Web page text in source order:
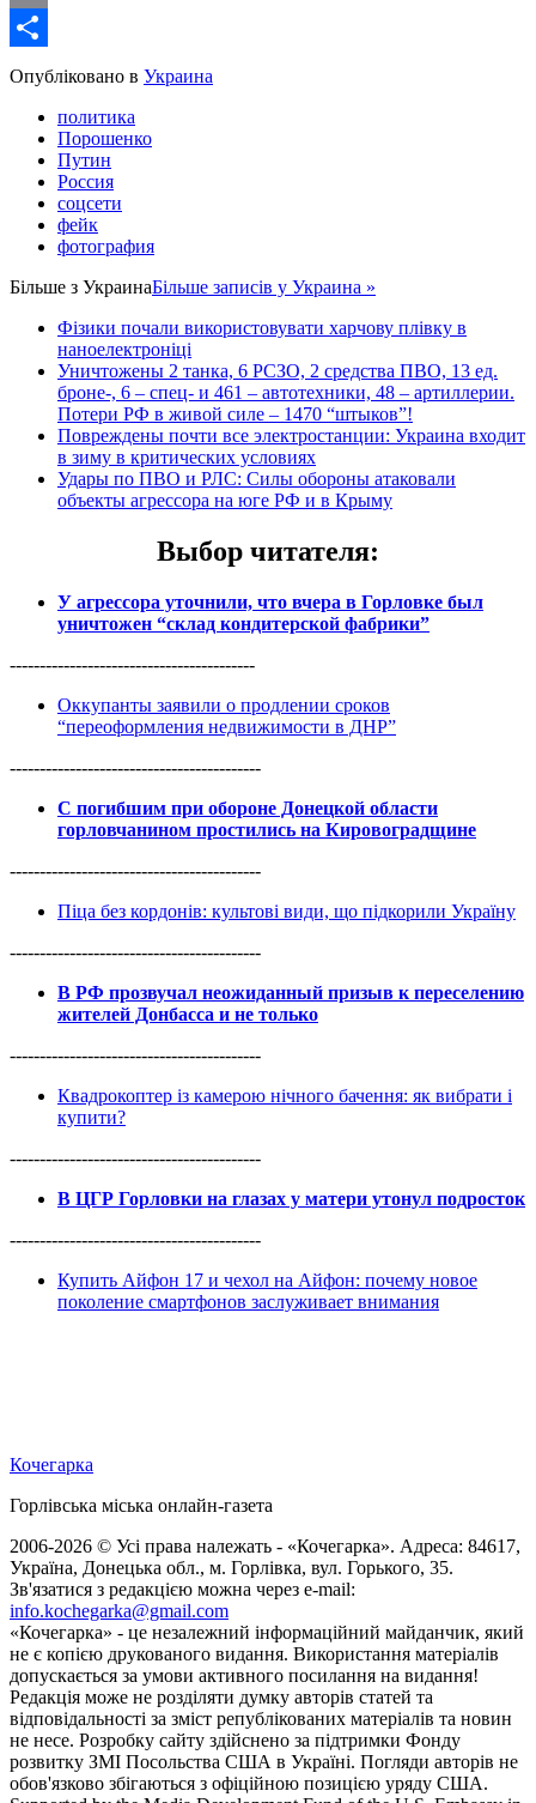
Email
Share
Опубліковано в Украина
политика
Порошенко
Путин
Россия
соцсети
фейк
фотография
Більше з УкраинаБільше записів у Украина »
Фізики почали використовувати харчову плівку в
наноелектроніці
Уничтожены 2 танка, 6 РСЗО, 2 средства ПВО, 13 ед.
броне-, 6 – спец- и 461 – автотехники, 48 – артиллерии.
Потери РФ в живой силе – 1470 “штыков”!
Повреждены почти все электростанции: Украина входит
в зиму в критических условиях
Удары по ПВО и РЛС: Силы обороны атаковали
объекты агрессора на юге РФ и в Крыму
Выбор читателя:
У агрессора уточнили, что вчера в Горловке был
уничтожен “склад кондитерской фабрики”
-----------------------------------------
Оккупанты заявили о продлении сроков
“переоформления недвижимости в ДНР”
------------------------------------------
С погибшим при обороне Донецкой области
горловчанином простились на Кировоградщине
------------------------------------------
Піца без кордонів: культові види, що підкорили Україну
------------------------------------------
В РФ прозвучал неожиданный призыв к переселению
жителей Донбасса и не только
------------------------------------------
Квадрокоптер із камерою нічного бачення: як вибрати і
купити?
------------------------------------------
В ЦГР Горловки на глазах у матери утонул подросток
------------------------------------------
Купить Айфон 17 и чехол на Айфон: почему новое
поколение смартфонов заслуживает внимания
Кочегарка
Горлівська міська онлайн-газета
2006-2026 © Усі права належать - «Кочегарка». Адреса: 84617,
Україна, Донецька обл., м. Горлівка, вул. Горького, 35.
Зв'язатися з редакцією можна через e-mail:
info.kochegarka@gmail.com
«Кочегарка» - це незалежний інформаційний майданчик, який
не є копією друкованого видання. Використання матеріалів
допускається за умови активного посилання на видання!
Редакція може не розділяти думку авторів статей та
відповідальності за зміст републікованих матеріалів та новин
не несе. Розробку сайту здійснено за підтримки Фонду
розвитку ЗМІ Посольства США в Україні. Погляди авторів не
обов'язково збігаються з офіційною позицією уряду США.